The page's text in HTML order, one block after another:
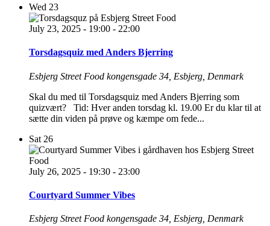
Wed 23
July 23, 2025 - 19:00 - 22:00
Torsdagsquiz med Anders Bjerring
Esbjerg Street Food kongensgade 34, Esbjerg, Denmark
Skal du med til Torsdagsquiz med Anders Bjerring som
quizvært? Tid: Hver anden torsdag kl. 19.00 Er du klar til at
sætte din viden på prøve og kæmpe om fede...
Sat 26
July 26, 2025 - 19:30 - 23:00
Courtyard Summer Vibes
Esbjerg Street Food kongensgade 34, Esbjerg, Denmark